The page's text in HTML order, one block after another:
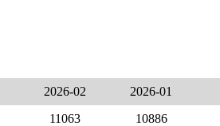
2026-02 2026-01
11063 10886